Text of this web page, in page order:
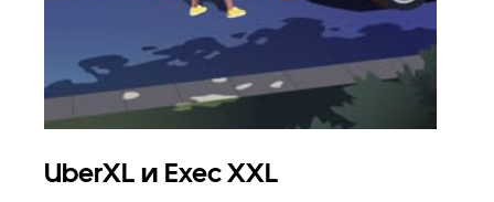
UberXL и Exec XXL